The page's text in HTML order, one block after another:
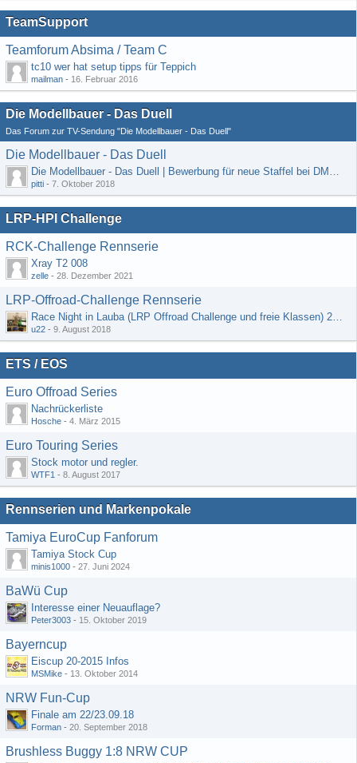
TeamSupport
Teamforum Absima / Team C
tc10 wer hat setup tipps für Teppich
mailman - 16. Februar 2016
Die Modellbauer - Das Duell
Das Forum zur TV-Sendung "Die Modellbauer - Das Duell"
Die Modellbauer - Das Duell
Die Modellbauer - Das Duell | Bewerbung für neue Staffel bei DMAX *Werbung*
pitti - 7. Oktober 2018
LRP-HPI Challenge
RCK-Challenge Rennserie
Xray T2 008
zelle - 28. Dezember 2021
LRP-Offroad-Challenge Rennserie
Race Night in Lauba (LRP Offroad Challenge und freie Klassen) 25/26.08
u22 - 9. August 2018
ETS / EOS
Euro Offroad Series
Nachrückerliste
Hosche - 4. März 2015
Euro Touring Series
Stock motor und regler.
WTF1 - 8. August 2017
Rennserien und Markenpokale
Tamiya EuroCup Fanforum
Tamiya Stock Cup
minis1000 - 27. Juni 2024
BaWü Cup
Interesse einer Neuauflage?
Peter3003 - 15. Oktober 2019
Bayerncup
Eiscup 20-2015 Infos
MSMike - 13. Oktober 2014
NRW Fun-Cup
Finale am 22/23.09.18
Forman - 20. September 2018
Brushless Buggy 1:8 NRW CUP